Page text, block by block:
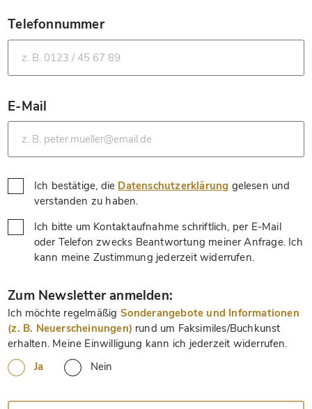
Telefonnummer
*
E-Mail
*
Ich bestätige, die Datenschutzerklärung gelesen und
verstanden zu haben.
Ich bitte um Kontaktaufnahme schriftlich, per E-Mail
oder Telefon zwecks Beantwortung meiner Anfrage. Ich
kann meine Zustimmung jederzeit widerrufen.
Zum Newsletter anmelden:
Ich möchte regelmäßig Sonderangebote und Informationen
(z. B. Neuerscheinungen) rund um Faksimiles/Buchkunst
erhalten. Meine Einwilligung kann ich jederzeit widerrufen.
Ja
Nein